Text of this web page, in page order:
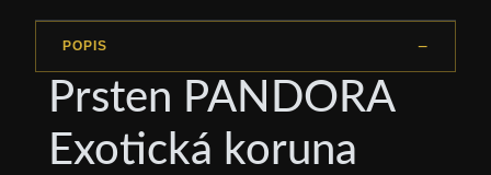
POPIS
Prsten PANDORA
Exotická koruna